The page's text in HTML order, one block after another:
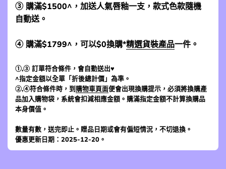
③ 購滿$1500^，加送人氣唇釉一支，款式色款隨機
自動送。
④ 購滿$1799^，可以$0換購*精選貨裝產品一件。
①,③ 訂單符合條件，會自動送出♥
^指定金額以全單「折後總計價」為準。
②,④符合條件時，到 購物車頁面便會出現換購提示，必須將換購產
品加入購物袋，系統會扣減相應金額。購滿指定金額不計算換購品
本身價值。
數量有數，送完即止。贈品日期或會有偏短情況，不切退換。
優惠更新日期：2025-12-20。